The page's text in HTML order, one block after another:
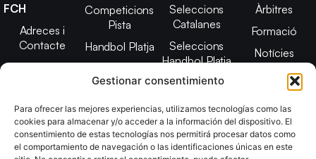
Gestionar consentimiento
Para ofrecer las mejores experiencias, utilizamos tecnologías como las
cookies para almacenar y/o acceder a la información del dispositivo. El
consentimiento de estas tecnologías nos permitirá procesar datos como
el comportamiento de navegación o las identificaciones únicas en este
FCH
Adreces i
Contacte
Junta Directiva
2025
Estatuts
Transparència
Competicions
Pista
Handbol Platja
Seleccions
Catalanes
Seleccions
Handbol Platja
Tecnificació
CATH
Promoció
Àrbitres
Formació
Notícies
Adreces de
contacte